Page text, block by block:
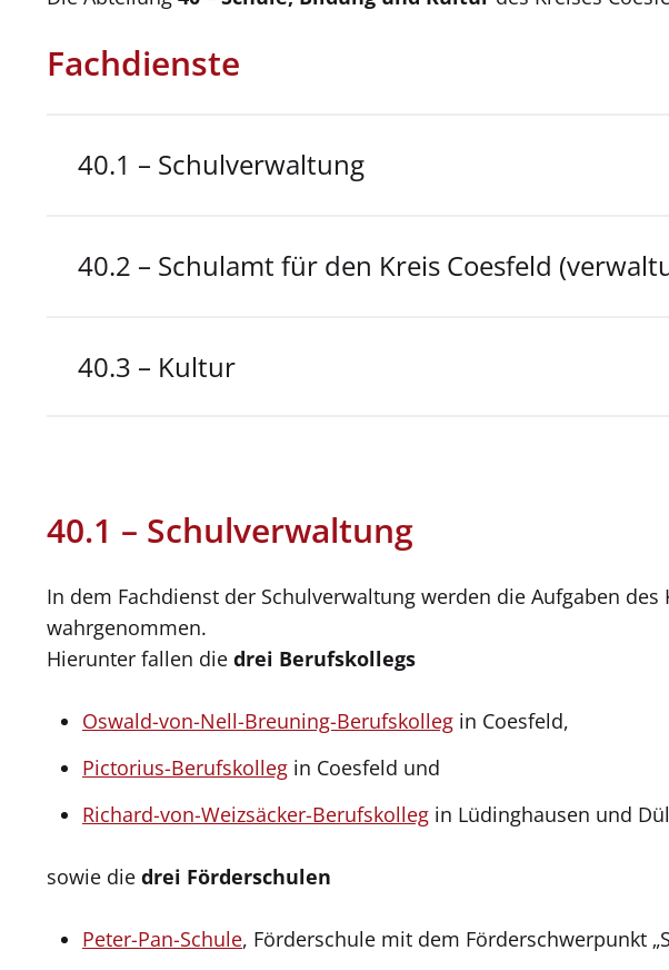
Fachdienste
40.1 – Schulverwaltung
40.2 – Schulamt für den Kreis Coesfeld
40.3 – Kultur
40.1 – Schulverwaltung
In dem Fachdienst der Schulverwaltung werden die Aufgaben
wahrgenommen.
Hierunter fallen die drei Berufskollegs
Oswald-von-Nell-Breuning-Berufskolleg in Coesfeld,
Pictorius-Berufskolleg in Coesfeld und
Richard-von-Weizsäcker-Berufskolleg in Lüdinghausen und
sowie die drei Förderschulen
Peter-Pan-Schule, Förderschule mit dem Förderschwerpunkt